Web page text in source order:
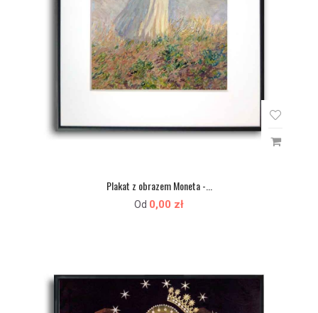
Plakat z obrazem Moneta -...
Od 0,00 zł